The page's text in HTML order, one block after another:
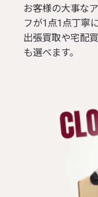
お客様の大事な
フが1点1点丁寧
出張買取や宅配
も選べます。